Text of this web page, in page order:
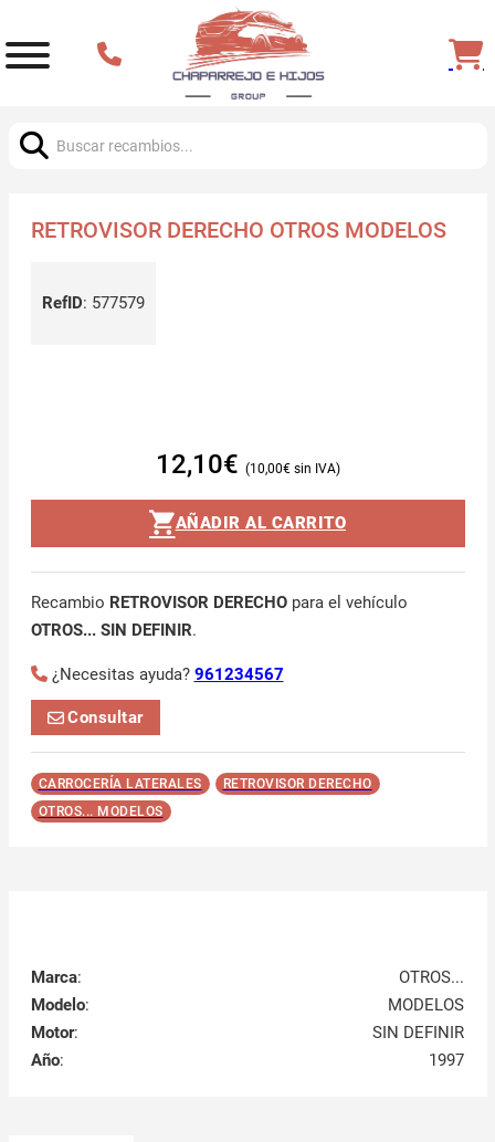
RETROVISOR DERECHO OTROS MODELOS
RefID: 577579
12,10€ 10,00€
AÑADIR AL CARRITO
Recambio RETROVISOR DERECHOpara el vehículo
OTROS... SIN DEFINIR.
¿Necesitas ayuda? 961234567
Consultar
CARROCERÍA LATERALES
RETROVISOR DERECHO
OTROS... MODELOS
Marca:
OTROS...
Modelo:
MODELOS
Motor:
SIN DEFINIR
Año: 1997